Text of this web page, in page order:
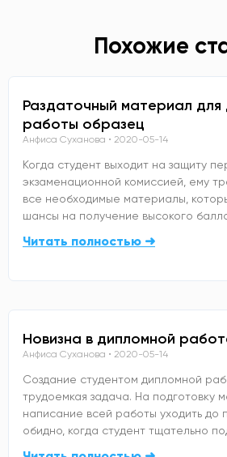
Похожие
Раздаточный материал для
работы образец
Анфиса Суханова 2020-05-14
Когда студент выходит на защиту
экзаменационной комиссией, ему
все необходимые материалы,
шансы на получение высокого
Читать полностью ➜
Новизна в дипломной
Анфиса Суханова 2020-05-14
Создание студентом дипломной
трудоемкая задача. На подготовку
написание всей работы уходить до
обидно, когда студент тщательно